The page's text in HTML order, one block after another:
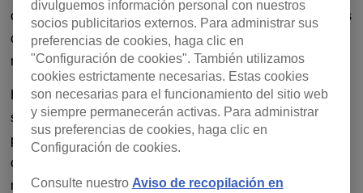
copia de vinilo es un proceso lento, e incluso los resultados
con mejor sonido pueden no coincidir con una copia
maestra digital.
Pero hay un obstáculo aquí. En la era del streaming, puede
ser sorprendentemente difícil encontrar descargas sin
pérdidas incluso de música convencional. (Y lo ideal sería
conseguir un archivo sin pérdidas para pinchar, aunque un
mp3 de 320 kbps puede sonar mejor que una copia de
divulguemos información personal con nuestros
socios publicitarios externos. Para administrar sus
preferencias de cookies, haga clic en
"Configuración de cookies". También utilizamos
cookies estrictamente necesarias. Estas cookies
son necesarias para el funcionamiento del sitio web
y siempre permanecerán activas. Para administrar
sus preferencias de cookies, haga clic en
Configuración de cookies.
Consulte nuestro Aviso de recopilación en